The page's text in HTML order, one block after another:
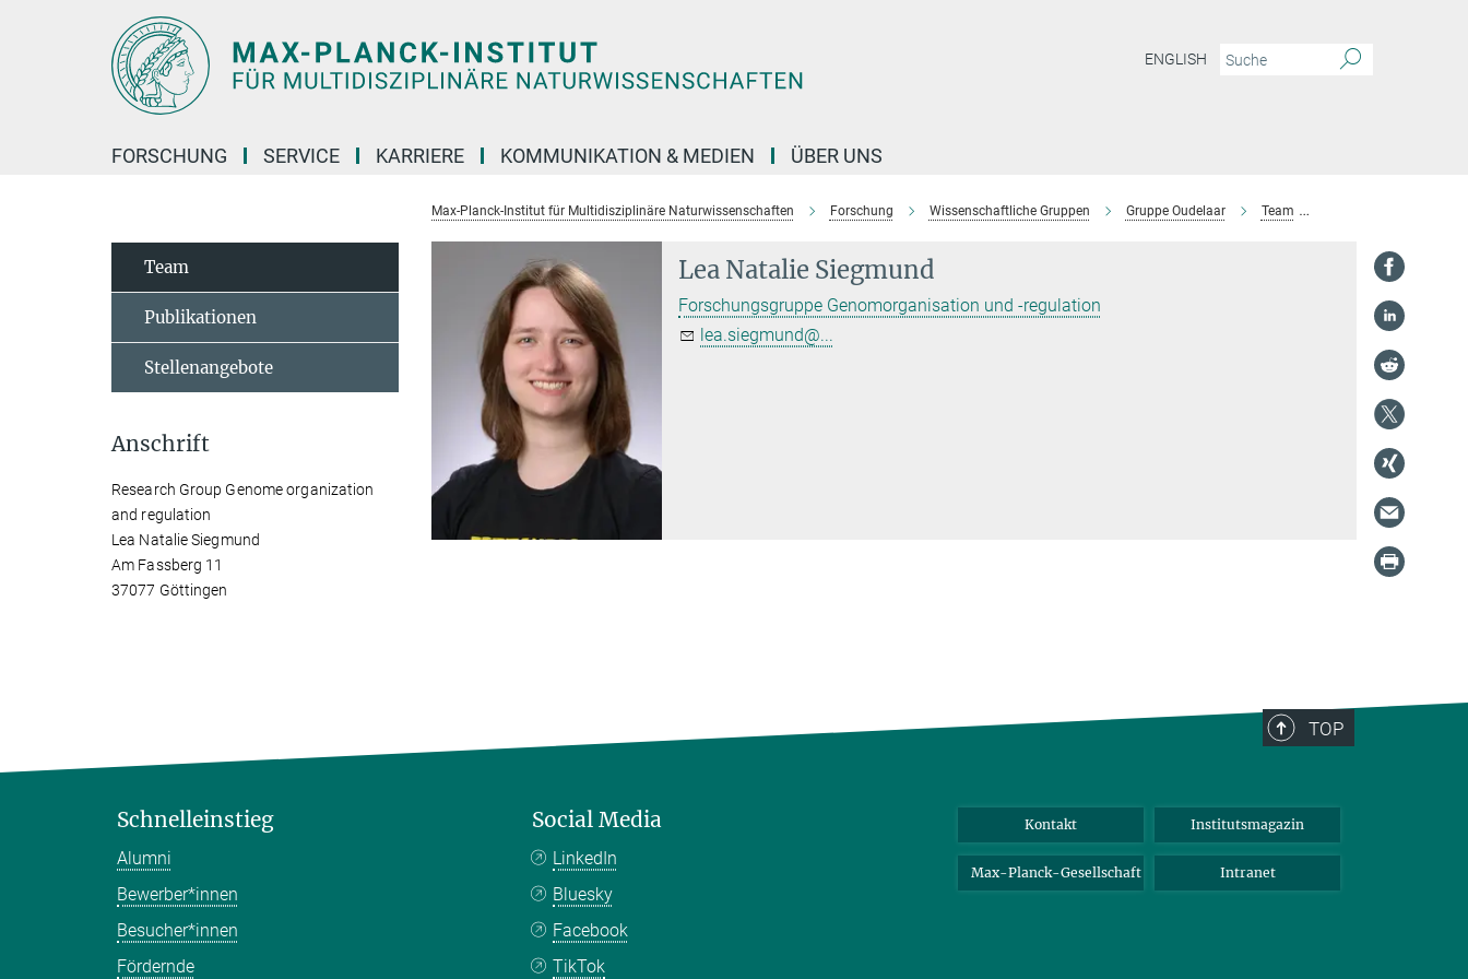
ENGLISH
FORSCHUNG SERVICE KARRIERE KOMMUNIKATION & MEDIEN ÜBER UNS
Max-Planck-Institut für Multidisziplinäre Naturwissenschaften Forschung Wissenschaftliche Gruppen Gruppe Oudelaar Team
Lea Natalie Siegmund
Forschungsgruppe Genomorganisation und -regulation
lea.siegmund@...
Team
Publikationen
Stellenangebote
Anschrift
Research Group Genome organization
and regulation
Lea Natalie Siegmund
Am Fassberg 11
37077 Göttingen
TOP
Schnelleinstieg
Alumni
Bewerber*innen
Besucher*innen
Fördernde
Social Media
LinkedIn
Bluesky
Facebook
TikTok
Kontakt Institutsmagazin
Max-Planck-Gesellschaft Intranet